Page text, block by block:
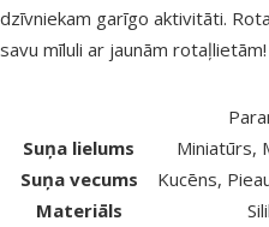
dzīvniekam garīgo aktivitāti.
savu mīluli ar jaunām rotaļlietām!
Suņa lielums
Miniatūrs,
Suņa vecums
Kucēns,
Materiāls